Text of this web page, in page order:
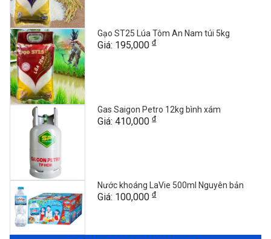
Gạo ST25 Lúa Tôm An Nam túi 5kg
Giá: 195,000đ
Gas Saigon Petro 12kg bình xám
Giá: 410,000đ
Nước khoáng LaVie 500ml Nguyên bản
Giá: 100,000đ